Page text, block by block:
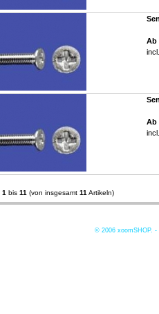
Ab
Ab
1 bis 11 (von insgesamt 11 Artikeln)
© 2006 xoomSHOP. -